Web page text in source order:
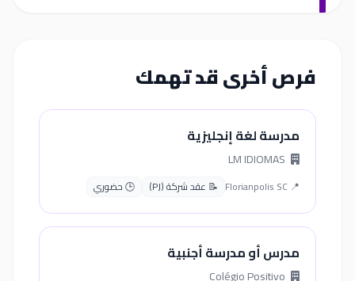
فرص أخرى قد تهمك
مدرسة لغة إنجليزية
📍 Florianpolis SC 📝 عقد شركة (PJ) 🕒 حضوري
مدرس أو مدرسة أجنبية